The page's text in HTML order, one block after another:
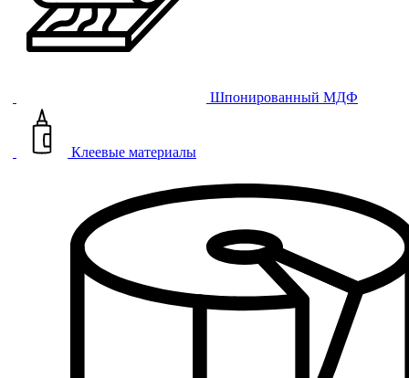
Шпонированный МДФ
Клеевые материалы